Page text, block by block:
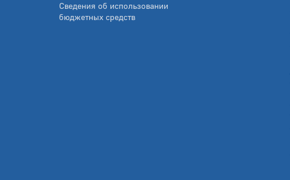
Сведения об использовании
бюджетных средств